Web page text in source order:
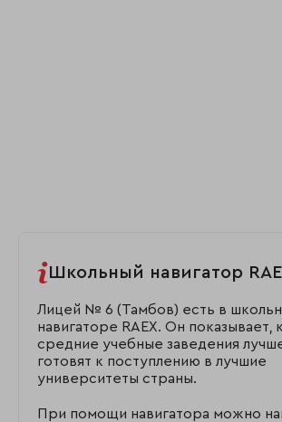
Школьный навигатор
Лицей № 6 (Тамбов) есть в
навигаторе RAEX. Он показывает,
средние учебные заведения
готовят к поступлению в лучшие
университеты страны.
При помощи навигатора можно